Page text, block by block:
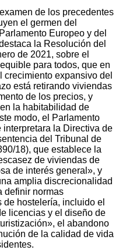
de los precedentes
el germen del
Europeo y del
la Resolución del
de 2021, sobre el
para todos, que en
expansivo del
está retirando viviendas
de los precios, y
la habitabilidad de
modo, el Parlamento
la Directiva de
del Tribunal de
18), que establece la
de viviendas de
de interés general», y
amplia discrecionalidad
definir normas
hostelería, incluido el
licencias y el diseño de
el abandono
de la calidad de vida